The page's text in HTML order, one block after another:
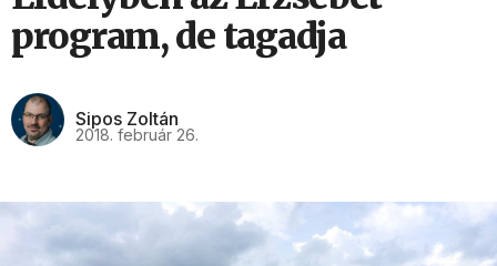
program, de tagadja
Sipos Zoltán
2018. február 26.